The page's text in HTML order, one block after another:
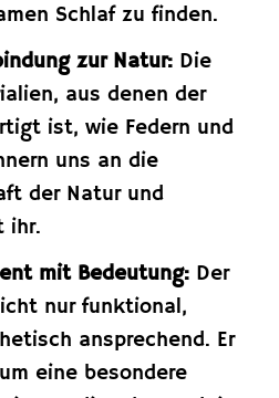
Schlaf zu finden.
zur Natur:Die
aus denen der
ist, wie Federn und
uns an die
der Natur und
ihr.
mit Bedeutung:Der
nur funktional,
ansprechend. Er
eine besondere